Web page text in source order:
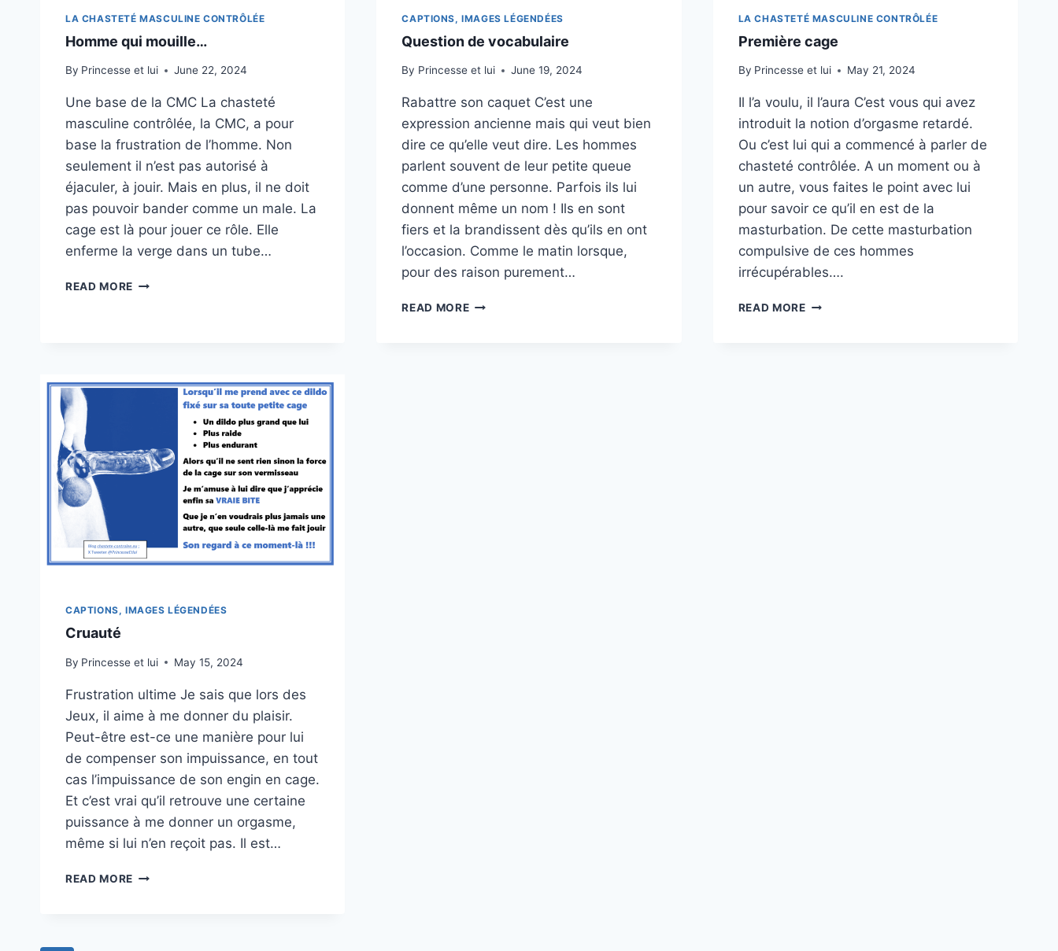
LA CHASTETÉ MASCULINE CONTRÔLÉE
Homme qui mouille…
By Princesse et lui June 22, 2024
Une base de la CMC La chasteté
masculine contrôlée, la CMC, a pour
base la frustration de l’homme. Non
seulement il n’est pas autorisé à
éjaculer, à jouir. Mais en plus, il ne doit
pas pouvoir bander comme un male. La
cage est là pour jouer ce rôle. Elle
enferme la verge dans un tube…
READ MORE HOMME
CAPTIONS, IMAGES LÉGENDÉES
Question de vocabulaire
By Princesse et lui June 19, 2024
Rabattre son caquet C’est une
expression ancienne mais qui veut bien
dire ce qu’elle veut dire. Les hommes
parlent souvent de leur petite queue
comme d’une personne. Parfois ils lui
donnent même un nom ! Ils en sont
fiers et la brandissent dès qu’ils en ont
l’occasion. Comme le matin lorsque,
pour des raison purement…
READ MOREQUESTION
LA CHASTETÉ MASCULINE CONTRÔLÉE
Première cage
By Princesse et lui May 21, 2024
Il l’a voulu, il l’aura C’est vous qui avez
introduit la notion d’orgasme retardé.
Ou c’est lui qui a commencé à parler de
chasteté contrôlée. A un moment ou à
un autre, vous faites le point avec lui
pour savoir ce qu’il en est de la
masturbation. De cette masturbation
compulsive de ces hommes
irrécupérables….
READ MOREPREMIÈRE
CAPTIONS, IMAGES LÉGENDÉES
Cruauté
By Princesse et lui May 15, 2024
Frustration ultime Je sais que lors des
Jeux, il aime à me donner du plaisir.
Peut-être est-ce une manière pour lui
de compenser son impuissance, en tout
cas l’impuissance de son engin en cage.
Et c’est vrai qu’il retrouve une certaine
puissance à me donner un orgasme,
même si lui n’en reçoit pas. Il est…
READ MORE CRUAUTÉ